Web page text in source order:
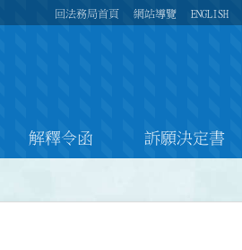
回法務局首頁 網站導覽 ENGLISH
解釋令函 訴願決定書